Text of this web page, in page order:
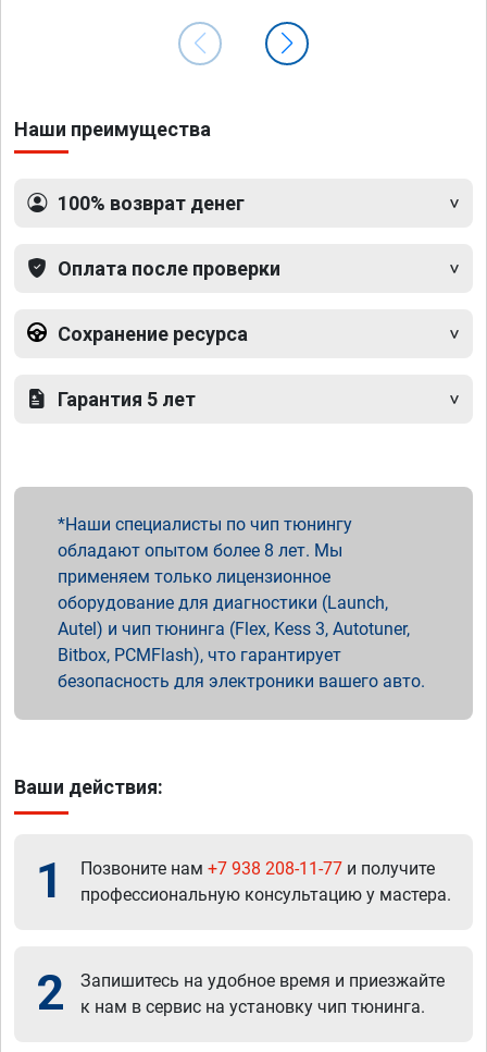
Наши преимущества
100% возврат денег
Оплата после проверки
Сохранение ресурса
Гарантия 5 лет
Наши специалисты по чип тюнингу
обладают опытом более 8 лет. Мы
применяем только лицензионное
оборудование для диагностики (Launch,
Autel) и чип тюнинга (Flex, Kess 3, Autotuner,
Bitbox, PCMFlash), что гарантирует
безопасность для электроники вашего авто.
Ваши действия:
1 Позвоните нам +7 938 208-11-77 и получите
профессиональную консультацию у мастера.
2
Запишитесь на удобное время и приезжайте
к нам в сервис на установку чип тюнинга.